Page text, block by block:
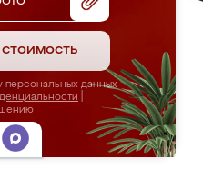
персональных данных